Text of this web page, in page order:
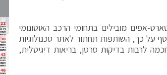
אפים מובילים בתחומי הרכב האוטונומי
על כך, השותפות תחתור לאתר טכנולוגיות
לרבות בדיקות סרטן, בריאות דיגיטלית,